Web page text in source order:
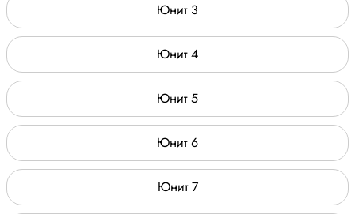
Юнит 3
Юнит 4
Юнит 5
Юнит 6
Юнит 7